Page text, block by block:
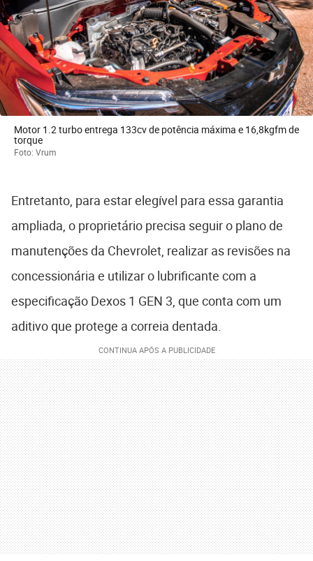
Motor 1.2 turbo entrega 133cv de potência máxima e 16,8kgfm de
torque
Foto: Vrum
Entretanto, para estar elegível para essa garantia
ampliada, o proprietário precisa seguir o plano de
manutenções da Chevrolet, realizar as revisões na
concessionária e utilizar o lubrificante com a
especificação Dexos 1 GEN 3, que conta com um
aditivo que protege a correia dentada.